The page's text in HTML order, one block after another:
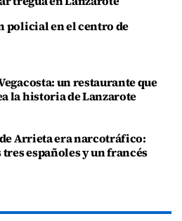
policial en el centro de
un restaurante que
la historia de Lanzarote
Arrieta era narcotráfico:
españoles y un francés